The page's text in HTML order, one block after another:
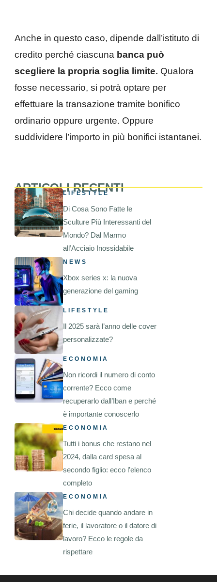
Anche in questo caso, dipende dall’istituto di
credito perché ciascuna banca può
scegliere la propria soglia limite. Qualora
fosse necessario, si potrà optare per
effettuare la transazione tramite bonifico
ordinario oppure urgente. Oppure
suddividere l’importo in più bonifici istantanei.
ARTICOLI RECENTI
LIFESTYLE
Di Cosa Sono Fatte le
Sculture Più Interessanti del
Mondo? Dal Marmo
all’Acciaio Inossidabile
NEWS
Xbox series x: la nuova
generazione del gaming
LIFESTYLE
Il 2025 sarà l’anno delle cover
personalizzate?
ECONOMIA
Non ricordi il numero di conto
corrente? Ecco come
recuperarlo dall’Iban e perché
è importante conoscerlo
ECONOMIA
Tutti i bonus che restano nel
2024, dalla card spesa al
secondo figlio: ecco l’elenco
completo
ECONOMIA
Chi decide quando andare in
ferie, il lavoratore o il datore di
lavoro? Ecco le regole da
rispettare